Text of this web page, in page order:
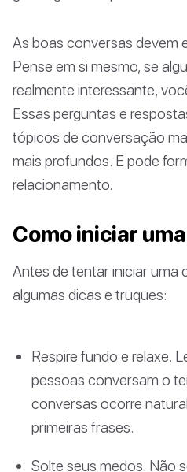
As boas conversas devem
Pense em si mesmo, se
realmente interessante,
Essas perguntas e
tópicos de conversação
mais profundos. E pode
relacionamento.
Como iniciar
Antes de tentar iniciar uma
algumas dicas e truques:
Respire fundo e relaxe.
pessoas conversam o
conversas ocorre
primeiras frases.
Solte seus medos. Não